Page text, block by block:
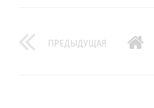
ПРЕДЫДУЩАЯ